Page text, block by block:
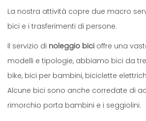
La nostra attività copre due macro
bici e i trasferimenti di persone.
Il servizio di noleggio bici offre una
modelli e tipologie, abbiamo bici da
bike, bici per bambini, biciclette
Alcune bici sono anche corredate di
rimorchio porta bambini e i seggiolini.